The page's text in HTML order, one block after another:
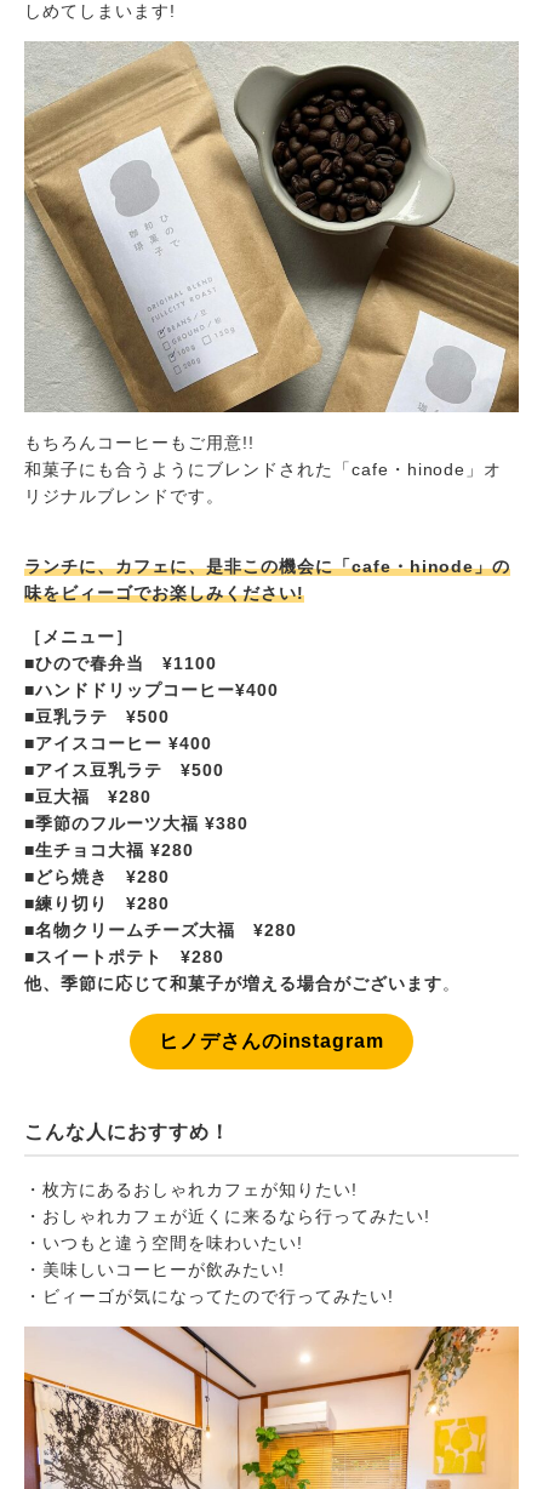
しめてしまいます!
もちろんコーヒーもご用意!!
和菓子にも合うようにブレンドされた「cafe・hinode」オ
リジナルブレンドです。
ランチに、カフェに、是非この機会に「cafe・hinode」の
味をビィーゴでお楽しみください!
［メニュー］
■ひので春弁当 ¥1100
■ハンドドリップコーヒー¥400
■豆乳ラテ ¥500
■アイスコーヒー ¥400
■アイス豆乳ラテ ¥500
■豆大福 ¥280
■季節のフルーツ大福 ¥380
■生チョコ大福 ¥280
■どら焼き ¥280
■練り切り ¥280
■名物クリームチーズ大福 ¥280
■スイートポテト ¥280
他、季節に応じて和菓子が増える場合がございます。
ヒノデさんのinstagram
こんな人におすすめ！
・枚方にあるおしゃれカフェが知りたい!
・おしゃれカフェが近くに来るなら行ってみたい!
・いつもと違う空間を味わいたい!
・美味しいコーヒーが飲みたい!
・ビィーゴが気になってたので行ってみたい!